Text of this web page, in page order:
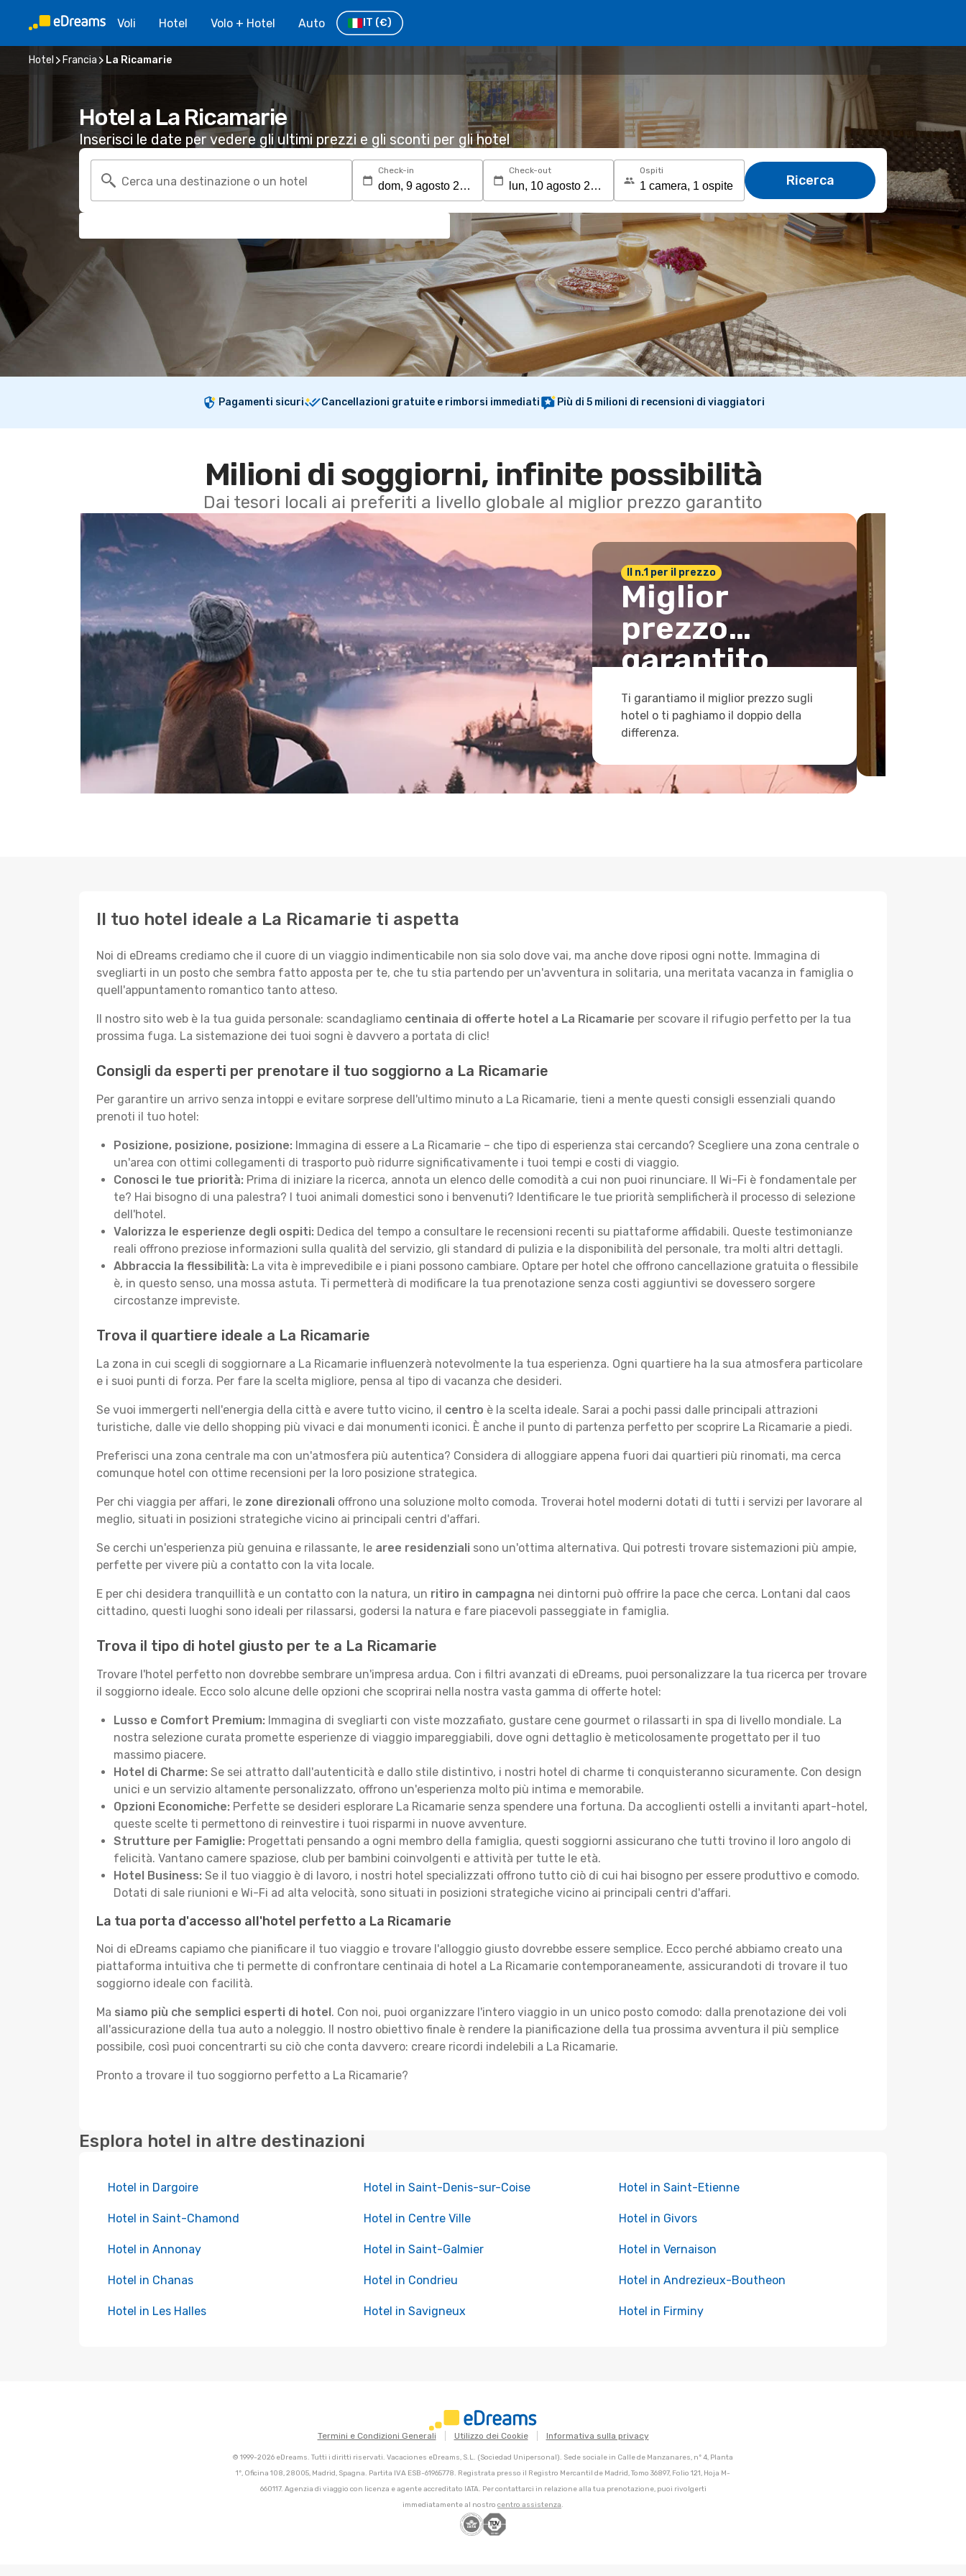
Voli Hotel Volo + Hotel Auto IT (€)
Hotel Francia La Ricamarie
Hotel a La Ricamarie
Inserisci le date per vedere gli ultimi prezzi e gli sconti per gli hotel
Cerca una destinazione o un hotel
Check-in Check-out Ospiti
Ricerca
Pagamenti sicuri Cancellazioni gratuite e rimborsi immediati Più di 5 milioni di recensioni di viaggiatori
Milioni di soggiorni, infinite possibilità
Dai tesori locali ai preferiti a livello globale al miglior prezzo garantito
Il n.1 per il prezzo
Miglior
prezzo
garantito
Ti garantiamo il miglior prezzo sugli
hotel o ti paghiamo il doppio della
differenza.
Il tuo hotel ideale a La Ricamarie ti aspetta
Noi di eDreams crediamo che il cuore di un viaggio indimenticabile non sia solo dove vai, ma anche dove riposi ogni notte. Immagina di
svegliarti in un posto che sembra fatto apposta per te, che tu stia partendo per un'avventura in solitaria, una meritata vacanza in famiglia o
quell'appuntamento romantico tanto atteso.
Il nostro sito web è la tua guida personale: scandagliamo centinaia di offerte hotel a La Ricamarie per scovare il rifugio perfetto per la tua
prossima fuga. La sistemazione dei tuoi sogni è davvero a portata di clic!
Consigli da esperti per prenotare il tuo soggiorno a La Ricamarie
Per garantire un arrivo senza intoppi e evitare sorprese dell'ultimo minuto a La Ricamarie, tieni a mente questi consigli essenziali quando
prenoti il tuo hotel:
Posizione, posizione, posizione: Immagina di essere a La Ricamarie – che tipo di esperienza stai cercando? Scegliere una zona centrale o
un'area con ottimi collegamenti di trasporto può ridurre significativamente i tuoi tempi e costi di viaggio.
Conosci le tue priorità: Prima di iniziare la ricerca, annota un elenco delle comodità a cui non puoi rinunciare. Il Wi-Fi è fondamentale per
te? Hai bisogno di una palestra? I tuoi animali domestici sono i benvenuti? Identificare le tue priorità semplificherà il processo di selezione
dell'hotel.
Valorizza le esperienze degli ospiti: Dedica del tempo a consultare le recensioni recenti su piattaforme affidabili. Queste testimonianze
reali offrono preziose informazioni sulla qualità del servizio, gli standard di pulizia e la disponibilità del personale, tra molti altri dettagli.
Abbraccia la flessibilità: La vita è imprevedibile e i piani possono cambiare. Optare per hotel che offrono cancellazione gratuita o flessibile
è, in questo senso, una mossa astuta. Ti permetterà di modificare la tua prenotazione senza costi aggiuntivi se dovessero sorgere
circostanze impreviste.
Trova il quartiere ideale a La Ricamarie
La zona in cui scegli di soggiornare a La Ricamarie influenzerà notevolmente la tua esperienza. Ogni quartiere ha la sua atmosfera particolare
e i suoi punti di forza. Per fare la scelta migliore, pensa al tipo di vacanza che desideri.
Se vuoi immergerti nell'energia della città e avere tutto vicino, il centro è la scelta ideale. Sarai a pochi passi dalle principali attrazioni
turistiche, dalle vie dello shopping più vivaci e dai monumenti iconici. È anche il punto di partenza perfetto per scoprire La Ricamarie a piedi.
Preferisci una zona centrale ma con un'atmosfera più autentica? Considera di alloggiare appena fuori dai quartieri più rinomati, ma cerca
comunque hotel con ottime recensioni per la loro posizione strategica.
Per chi viaggia per affari, le zone direzionali offrono una soluzione molto comoda. Troverai hotel moderni dotati di tutti i servizi per lavorare al
meglio, situati in posizioni strategiche vicino ai principali centri d'affari.
Se cerchi un'esperienza più genuina e rilassante, le aree residenziali sono un'ottima alternativa. Qui potresti trovare sistemazioni più ampie,
perfette per vivere più a contatto con la vita locale.
E per chi desidera tranquillità e un contatto con la natura, un ritiro in campagna nei dintorni può offrire la pace che cerca. Lontani dal caos
cittadino, questi luoghi sono ideali per rilassarsi, godersi la natura e fare piacevoli passeggiate in famiglia.
Trova il tipo di hotel giusto per te a La Ricamarie
Trovare l'hotel perfetto non dovrebbe sembrare un'impresa ardua. Con i filtri avanzati di eDreams, puoi personalizzare la tua ricerca per trovare
il soggiorno ideale. Ecco solo alcune delle opzioni che scoprirai nella nostra vasta gamma di offerte hotel:
Lusso e Comfort Premium: Immagina di svegliarti con viste mozzafiato, gustare cene gourmet o rilassarti in spa di livello mondiale. La
nostra selezione curata promette esperienze di viaggio impareggiabili, dove ogni dettaglio è meticolosamente progettato per il tuo
massimo piacere.
Hotel di Charme: Se sei attratto dall'autenticità e dallo stile distintivo, i nostri hotel di charme ti conquisteranno sicuramente. Con design
unici e un servizio altamente personalizzato, offrono un'esperienza molto più intima e memorabile.
Opzioni Economiche: Perfette se desideri esplorare La Ricamarie senza spendere una fortuna. Da accoglienti ostelli a invitanti apart-hotel,
queste scelte ti permettono di reinvestire i tuoi risparmi in nuove avventure.
Strutture per Famiglie: Progettati pensando a ogni membro della famiglia, questi soggiorni assicurano che tutti trovino il loro angolo di
felicità. Vantano camere spaziose, club per bambini coinvolgenti e attività per tutte le età.
Hotel Business: Se il tuo viaggio è di lavoro, i nostri hotel specializzati offrono tutto ciò di cui hai bisogno per essere produttivo e comodo.
Dotati di sale riunioni e Wi-Fi ad alta velocità, sono situati in posizioni strategiche vicino ai principali centri d'affari.
La tua porta d'accesso all'hotel perfetto a La Ricamarie
Noi di eDreams capiamo che pianificare il tuo viaggio e trovare l'alloggio giusto dovrebbe essere semplice. Ecco perché abbiamo creato una
piattaforma intuitiva che ti permette di confrontare centinaia di hotel a La Ricamarie contemporaneamente, assicurandoti di trovare il tuo
soggiorno ideale con facilità.
Ma siamo più che semplici esperti di hotel. Con noi, puoi organizzare l'intero viaggio in un unico posto comodo: dalla prenotazione dei voli
all'assicurazione della tua auto a noleggio. Il nostro obiettivo finale è rendere la pianificazione della tua prossima avventura il più semplice
possibile, così puoi concentrarti su ciò che conta davvero: creare ricordi indelebili a La Ricamarie.
Pronto a trovare il tuo soggiorno perfetto a La Ricamarie?
Esplora hotel in altre destinazioni
Hotel in Dargoire Hotel in Saint-Denis-sur-Coise Hotel in Saint-Etienne
Hotel in Saint-Chamond Hotel in Centre Ville Hotel in Givors
Hotel in Annonay Hotel in Saint-Galmier Hotel in Vernaison
Hotel in Chanas Hotel in Condrieu Hotel in Andrezieux-Boutheon
Hotel in Les Halles Hotel in Savigneux Hotel in Firminy
Termini e Condizioni Generali Utilizzo dei Cookie Informativa sulla privacy
© 1999-2026 eDreams. Tutti i diritti riservati. Vacaciones eDreams, S.L. (Sociedad Unipersonal). Sede sociale in Calle de Manzanares, nº 4, Planta
1º, Oficina 108, 28005, Madrid, Spagna. Partita IVA ESB-61965778. Registrata presso il Registro Mercantil de Madrid, Tomo 36897, Folio 121, Hoja M-
660117. Agenzia di viaggio con licenza e agente accreditato IATA. Per contattarci in relazione alla tua prenotazione, puoi rivolgerti
immediatamente al nostro centro assistenza.